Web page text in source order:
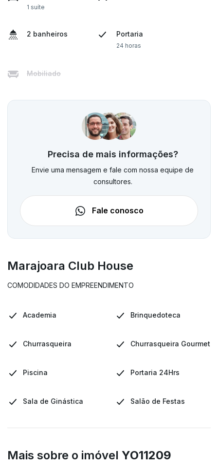
1 suíte
2 banheiros Portaria
24 horas
Mobiliado
Precisa de mais informações?
Envie uma mensagem e fale com nossa equipe de
consultores.
Fale conosco
Marajoara Club House
COMODIDADES DO EMPREENDIMENTO
Academia Brinquedoteca
Churrasqueira Churrasqueira Gourmet
Piscina Portaria 24Hrs
Sala de Ginástica Salão de Festas
Mais sobre o imóvel YO11209